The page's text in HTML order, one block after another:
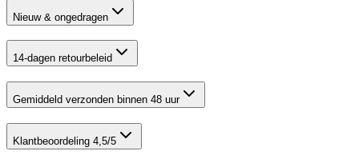
Nieuw & ongedragen
14-dagen retourbeleid
Gemiddeld verzonden binnen 48 uur
Klantbeoordeling 4,5/5